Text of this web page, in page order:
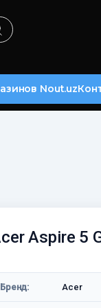
Nout.uz
Aspire 5
Бренд: Acer